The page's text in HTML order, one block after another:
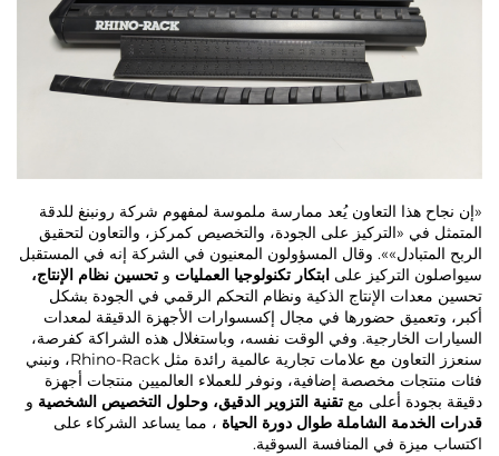
«إن نجاح هذا التعاون يُعد ممارسة ملموسة لمفهوم شركة رونبنغ للدقة
المتمثل في «التركيز على الجودة، والتخصيص كمركز، والتعاون لتحقيق
الربح المتبادل»». وقال المسؤولون المعنيون في الشركة إنه في المستقبل
سيواصلون التركيز علىابتكار تكنولوجيا العملياتو تحسين نظام الإنتاج،
تحسين معدات الإنتاج الذكية ونظام التحكم الرقمي في الجودة بشكل
أكبر، وتعميق حضورها في مجال إكسسوارات الأجهزة الدقيقة لمعدات
السيارات الخارجية. وفي الوقت نفسه، وباستغلال هذه الشراكة كفرصة،
سنعزز التعاون مع علامات تجارية عالمية رائدة مثل Rhino-Rack، ونبني
فئات منتجات مخصصة إضافية، ونوفر للعملاء العالميين منتجات أجهزة
دقيقة بجودة أعلى معتقنية التزوير الدقيق، وحلول التخصيص الشخصيةو
قدرات الخدمة الشاملة طوال دورة الحياة، مما يساعد الشركاء على
اكتساب ميزة في المنافسة السوقية.